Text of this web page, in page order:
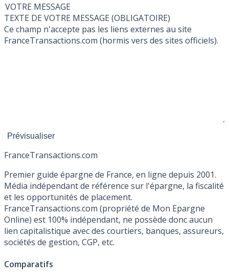
VOTRE MESSAGE
TEXTE DE VOTRE MESSAGE (OBLIGATOIRE)
Ce champ n'accepte pas les liens externes au site
FranceTransactions.com (hormis vers des sites officiels).
FranceTransactions.com
Premier guide épargne de France, en ligne depuis 2001.
Média indépendant de référence sur l'épargne, la fiscalité
et les opportunités de placement.
FranceTransactions.com (propriété de Mon Epargne
Online) est 100% indépendant, ne possède donc aucun
lien capitalistique avec des courtiers, banques, assureurs,
sociétés de gestion, CGP, etc.
Comparatifs